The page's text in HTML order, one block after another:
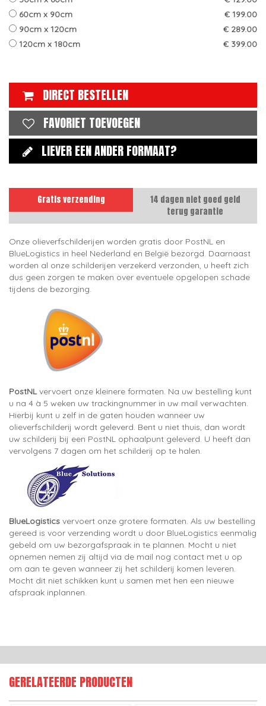
60cm x 90cm
€ 199.00
90cm x 120cm
€ 289.00
120cm x 180cm
€ 399.00
DIRECT BESTELLEN
FAVORIET TOEVOEGEN
LIEVER EEN ANDER FORMAAT?
Gratis verzending
14 dagen niet goed geld
terug garantie
Onze olieverfschilderijen worden gratis door PostNL en
BlueLogistics in heel Nederland en België bezorgd. Daarnaast
worden al onze schilderijen verzekerd verzonden, u heeft zich
dus geen zorgen te maken over eventuele opgelopen schade
tijdens de bezorging.
PostNLvervoert onze kleinere formaten. Na uw bestelling kunt
u na 4 à 5 weken uw trackingnummer in uw mail verwachten.
Hierbij kunt u zelf in de gaten houden wanneer uw
olieverfschilderij wordt geleverd. Bent u niet thuis, dan wordt
uw schilderij bij een PostNL ophaalpunt geleverd. U heeft dan
vervolgens 7 dagen om het schilderij op te halen.
BlueLogistics vervoert onze grotere formaten. Als uw bestelling
gereed is voor verzending wordt u door BlueLogistics eenmalig
gebeld om uw bezorgafspraak in te plannen. Mocht u niet
opnemen nemen zij altijd via de mail nog contact met u op
om aan te geven wanneer zij het schilderij komen leveren.
Mocht dit niet schikken kunt u samen met hen een nieuwe
afspraak inplannen.
GERELATEERDE PRODUCTEN